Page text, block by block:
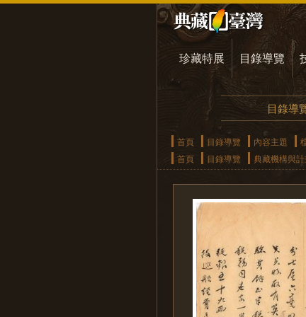
珍藏特展 目錄導覽
目錄導
首頁 目錄導覽 內容主題
首頁
目錄導覽 典藏機構與